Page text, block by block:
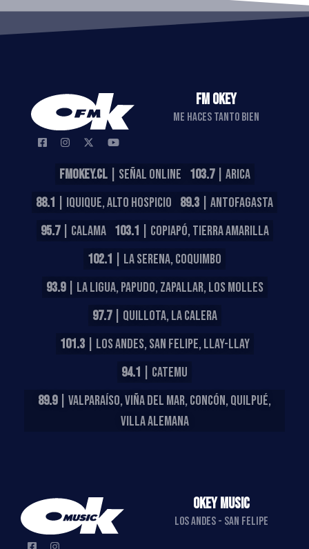
FM OKEY
ME HACES TANTO BIEN
FMOKEY.CL| SEÑAL ONLINE 103.7| ARICA
88.1 | IQUIQUE, ALTO HOSPICIO 89.3 | ANTOFAGASTA
95.7| CALAMA 103.1 | COPIAPÓ, TIERRA AMARILLA
102.1 | LA SERENA, COQUIMBO
93.9| LA LIGUA, PAPUDO, ZAPALLAR, LOS MOLLES
97.7| QUILLOTA, LA CALERA
101.3| LOS ANDES, SAN FELIPE, LLAY-LLAY
94.1 | CATEMU
89.9| VALPARAÍSO, VIÑA DEL MAR, CONCÓN, QUILPUÉ,
VILLA ALEMANA
OKEY MUSIC
LOS ANDES - SAN FELIPE